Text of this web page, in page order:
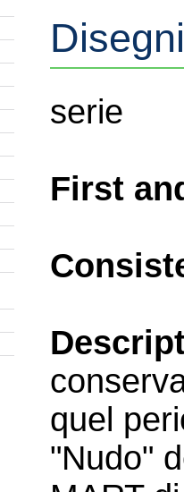
serie
First
quel
"Nudo"